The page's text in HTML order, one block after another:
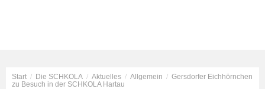
Start / Die SCHKOLA / Aktuelles / Allgemein / Gersdorfer Eichhörnchen
zu Besuch in der SCHKOLA Hartau